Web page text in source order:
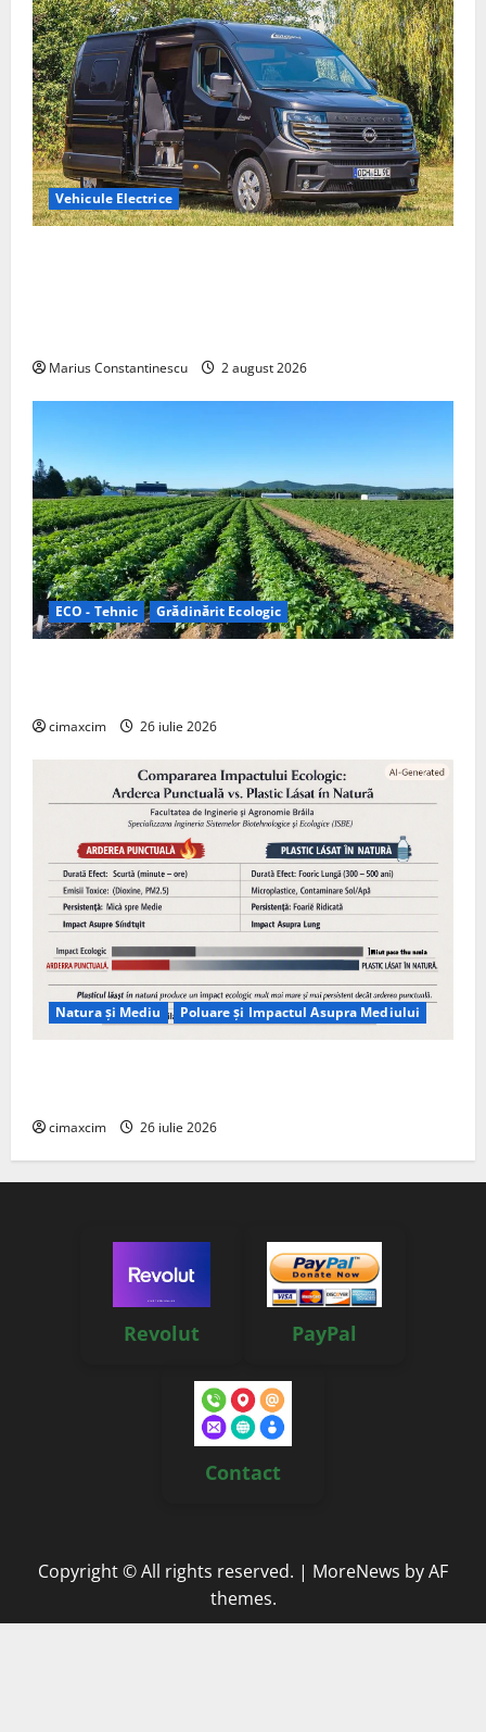
Vehicule Electrice
Marius Constantinescu 2 august 2026
ECO - Tehnic Grădinărit Ecologic
cimaxcim 26 iulie 2026
Natura și Mediu Poluare și Impactul Asupra Mediului
cimaxcim 26 iulie 2026
Revolut PayPal
Contact
Copyright © All rights reserved. | MoreNews by AF
themes.